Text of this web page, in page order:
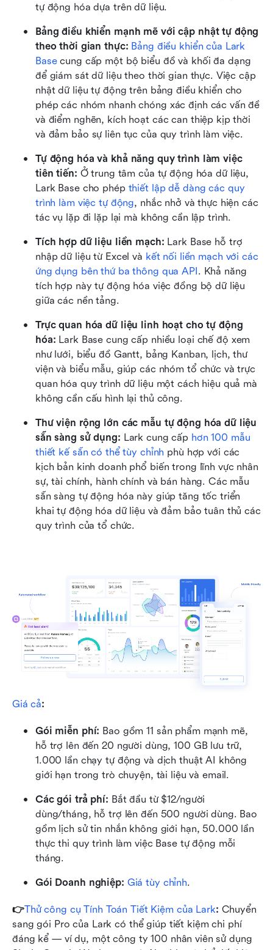
tự động hóa dựa trên dữ liệu.
Bảng điều khiển mạnh mẽ với cập nhật tự động
theo thời gian thực: Bảng điều khiển của Lark
Base cung cấp một bộ biểu đồ và khối đa dạng
để giám sát dữ liệu theo thời gian thực. Việc cập
nhật dữ liệu tự động trên bảng điều khiển cho
phép các nhóm nhanh chóng xác định các vấn đề
và điểm nghẽn, kích hoạt các can thiệp kịp thời
và đảm bảo sự liên tục của quy trình làm việc.
Tự động hóa và khả năng quy trình làm việc
tiên tiến: Ở trung tâm của tự động hóa dữ liệu,
Lark Base cho phép thiết lập dễ dàng các quy
trình làm việc tự động, nhắc nhở và thực hiện các
tác vụ lặp đi lặp lại mà không cần lập trình.
Tích hợp dữ liệu liền mạch: Lark Base hỗ trợ
nhập dữ liệu từ Excel và kết nối liền mạch với các
ứng dụng bên thứ ba thông qua API. Khả năng
tích hợp này tự động hóa việc đồng bộ dữ liệu
giữa các nền tảng.
Trực quan hóa dữ liệu linh hoạt cho tự động
hóa: Lark Base cung cấp nhiều loại chế độ xem
như lưới, biểu đồ Gantt, bảng Kanban, lịch, thư
viện và biểu mẫu, giúp các nhóm tổ chức và trực
quan hóa quy trình dữ liệu một cách hiệu quả mà
không cần cấu hình lại thủ công.
Thư viện rộng lớn các mẫu tự động hóa dữ liệu
sẵn sàng sử dụng: Lark cung cấp hơn 100 mẫu
thiết kế sẵn có thể tùy chỉnh phù hợp với các
kịch bản kinh doanh phổ biến trong lĩnh vực nhân
sự, tài chính, hành chính và bán hàng. Các mẫu
sẵn sàng tự động hóa này giúp tăng tốc triển
khai tự động hóa dữ liệu và đảm bảo tuân thủ các
quy trình của tổ chức.
Giá cả:
Gói miễn phí: Bao gồm 11 sản phẩm mạnh mẽ,
hỗ trợ lên đến 20 người dùng, 100 GB lưu trữ,
1.000 lần chạy tự động và dịch thuật AI không
giới hạn trong trò chuyện, tài liệu và email.
Các gói trả phí: Bắt đầu từ $12/người
dùng/tháng, hỗ trợ lên đến 500 người dùng. Bao
gồm lịch sử tin nhắn không giới hạn, 50.000 lần
thực thi quy trình làm việc Base tự động mỗi
tháng.
Gói Doanh nghiệp: Giá tùy chỉnh.
👉Thử công cụ Tính Toán Tiết Kiệm của Lark: Chuyển
sang gói Pro của Lark có thể giúp tiết kiệm chi phí
đáng kể — ví dụ, một công ty 100 nhân viên sử dụng